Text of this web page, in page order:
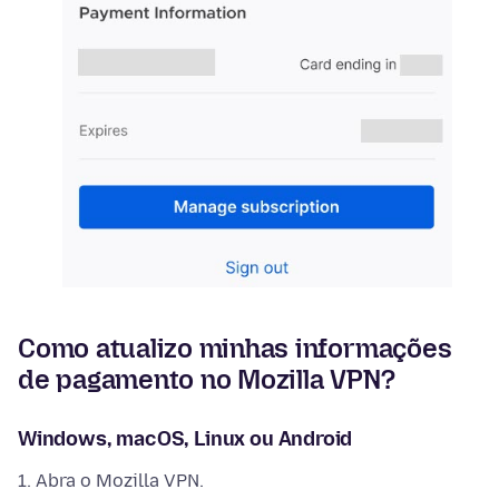
Como atualizo minhas informações
de pagamento no Mozilla VPN?
Windows, macOS, Linux ou Android
Abra o Mozilla VPN.